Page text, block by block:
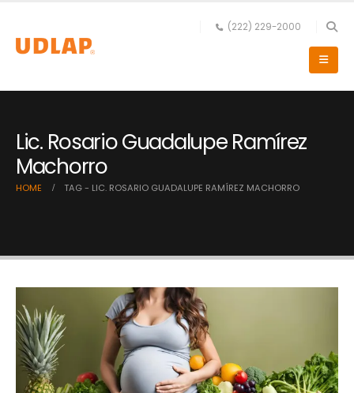
(222) 229-2000
Lic. Rosario Guadalupe Ramírez
Machorro
HOME TAG - LIC. ROSARIO GUADALUPE RAMÍREZ MACHORRO